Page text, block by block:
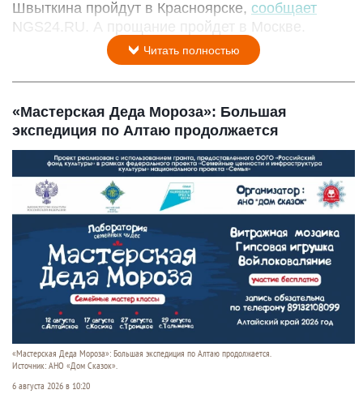
Швыткина пройдут в Красноярске, сообщает
NGS24.RU. А прощание пройдет в Москве.
Читать полностью
«Мастерская Деда Мороза»: Большая
экспедиция по Алтаю продолжается
«Мастерская Деда Мороза»: Большая экспедиция по Алтаю продолжается.
Источник: АНО «Дом Сказок».
6 августа 2026 в 10:20